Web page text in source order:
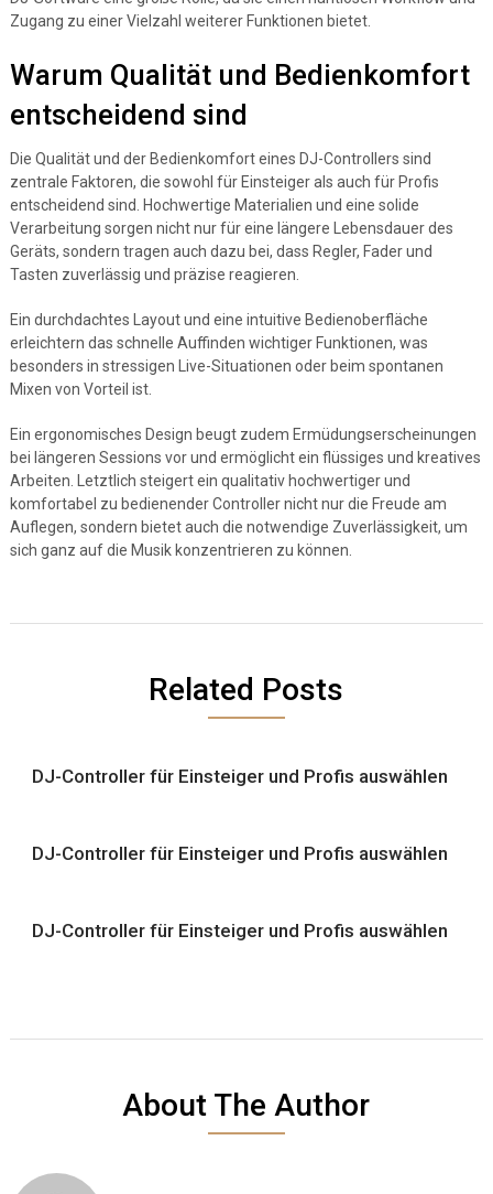
Zugang zu einer Vielzahl weiterer Funktionen bietet.
Warum Qualität und Bedienkomfort
entscheidend sind
Die Qualität und der Bedienkomfort eines DJ-Controllers sind
zentrale Faktoren, die sowohl für Einsteiger als auch für Profis
entscheidend sind. Hochwertige Materialien und eine solide
Verarbeitung sorgen nicht nur für eine längere Lebensdauer des
Geräts, sondern tragen auch dazu bei, dass Regler, Fader und
Tasten zuverlässig und präzise reagieren.
Ein durchdachtes Layout und eine intuitive Bedienoberfläche
erleichtern das schnelle Auffinden wichtiger Funktionen, was
besonders in stressigen Live-Situationen oder beim spontanen
Mixen von Vorteil ist.
Ein ergonomisches Design beugt zudem Ermüdungserscheinungen
bei längeren Sessions vor und ermöglicht ein flüssiges und kreatives
Arbeiten. Letztlich steigert ein qualitativ hochwertiger und
komfortabel zu bedienender Controller nicht nur die Freude am
Auflegen, sondern bietet auch die notwendige Zuverlässigkeit, um
sich ganz auf die Musik konzentrieren zu können.
Related Posts
DJ-Controller für Einsteiger und Profis auswählen
DJ-Controller für Einsteiger und Profis auswählen
DJ-Controller für Einsteiger und Profis auswählen
About The Author